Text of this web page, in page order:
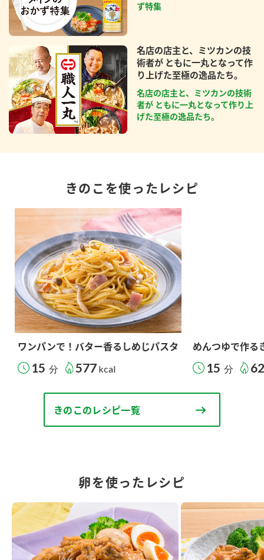
ず特集
名店の店主と、ミツカンの技
術者が ともに一丸となって作
り上げた至極の逸品たち。
名店の店主と、ミツカンの技術
者が ともに一丸となって作り上
げた至極の逸品たち。
きのこを使ったレシピ
ワンパンで！バター香るしめじパスタ
15 分 577 kcal
めんつゆで作る
15 分
きのこのレシピ一覧
卵を使ったレシピ